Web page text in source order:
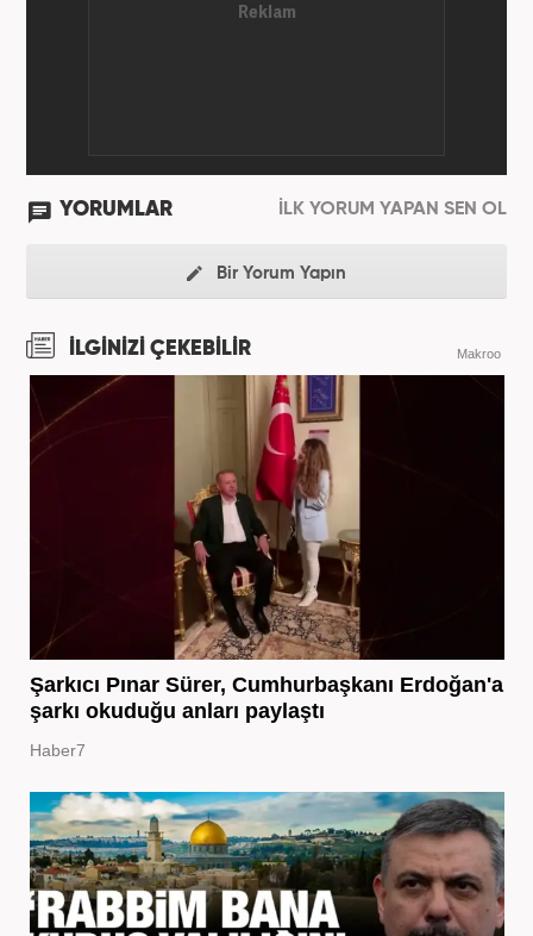
YORUMLAR İLK YORUM YAPAN SEN OL
Bir Yorum Yapın
İLGİNİZİ ÇEKEBİLİR Makroo
Şarkıcı Pınar Sürer, Cumhurbaşkanı Erdoğan'a
şarkı okuduğu anları paylaştı
Haber7